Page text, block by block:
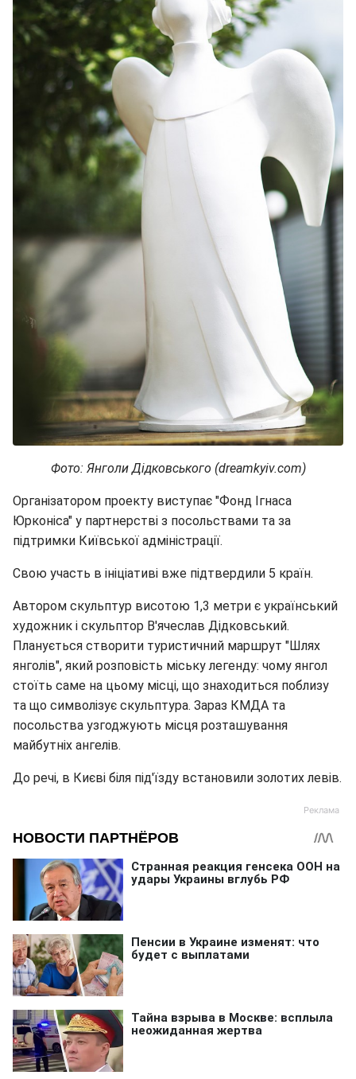
Фото: Янголи Дідковського (dreamkyiv.com)
Організатором проекту виступає "Фонд Ігнаса
Юрконіса" у партнерстві з посольствами та за
підтримки Київської адміністрації.
Свою участь в ініціативі вже підтвердили 5 країн.
Автором скульптур висотою 1,3 метри є український
художник і скульптор В'ячеслав Дідковський.
Планується створити туристичний маршрут "Шлях
янголів", який розповість міську легенду: чому янгол
стоїть саме на цьому місці, що знаходиться поблизу
та що символізує скульптура. Зараз КМДА та
посольства узгоджують місця розташування
майбутніх ангелів.
До речі, в Києві біля під'їзду встановили золотих левів.